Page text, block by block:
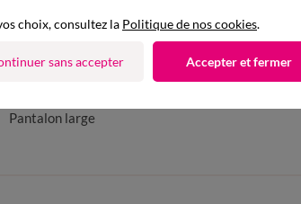
idées de Pantalon large
Pantalon large
choix, consultez la Politique de nos cookies.
sans accepter Accepter et fermer